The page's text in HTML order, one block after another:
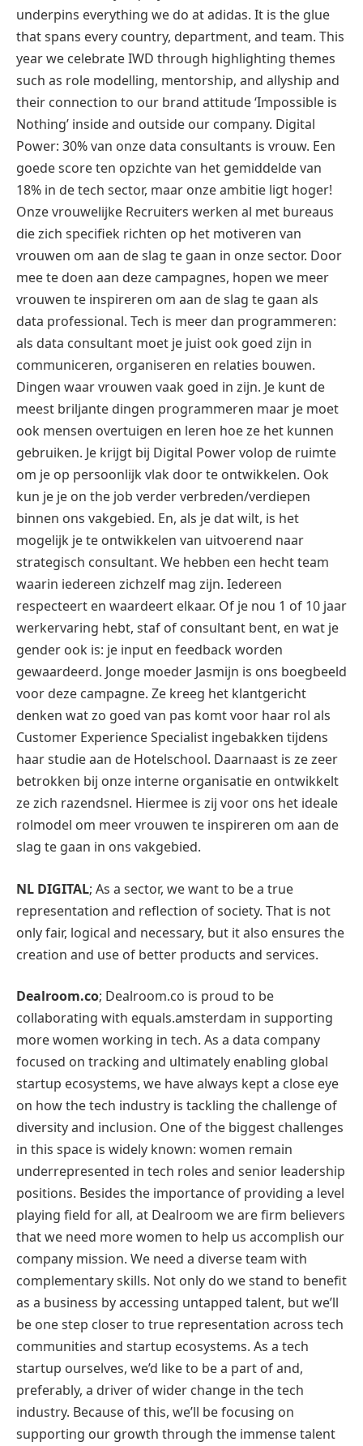
underpins everything we do at adidas. It is the glue
that spans every country, department, and team. This
year we celebrate IWD through highlighting themes
such as role modelling, mentorship, and allyship and
their connection to our brand attitude ‘Impossible is
Nothing’ inside and outside our company. Digital
Power: 30% van onze data consultants is vrouw. Een
goede score ten opzichte van het gemiddelde van
18% in de tech sector, maar onze ambitie ligt hoger!
Onze vrouwelijke Recruiters werken al met bureaus
die zich specifiek richten op het motiveren van
vrouwen om aan de slag te gaan in onze sector. Door
mee te doen aan deze campagnes, hopen we meer
vrouwen te inspireren om aan de slag te gaan als
data professional. Tech is meer dan programmeren:
als data consultant moet je juist ook goed zijn in
communiceren, organiseren en relaties bouwen.
Dingen waar vrouwen vaak goed in zijn. Je kunt de
meest briljante dingen programmeren maar je moet
ook mensen overtuigen en leren hoe ze het kunnen
gebruiken. Je krijgt bij Digital Power volop de ruimte
om je op persoonlijk vlak door te ontwikkelen. Ook
kun je je on the job verder verbreden/verdiepen
binnen ons vakgebied. En, als je dat wilt, is het
mogelijk je te ontwikkelen van uitvoerend naar
strategisch consultant. We hebben een hecht team
waarin iedereen zichzelf mag zijn. Iedereen
respecteert en waardeert elkaar. Of je nou 1 of 10 jaar
werkervaring hebt, staf of consultant bent, en wat je
gender ook is: je input en feedback worden
gewaardeerd. Jonge moeder Jasmijn is ons boegbeeld
voor deze campagne. Ze kreeg het klantgericht
denken wat zo goed van pas komt voor haar rol als
Customer Experience Specialist ingebakken tijdens
haar studie aan de Hotelschool. Daarnaast is ze zeer
betrokken bij onze interne organisatie en ontwikkelt
ze zich razendsnel. Hiermee is zij voor ons het ideale
rolmodel om meer vrouwen te inspireren om aan de
slag te gaan in ons vakgebied.
NL DIGITAL; As a sector, we want to be a true
representation and reflection of society. That is not
only fair, logical and necessary, but it also ensures the
creation and use of better products and services.
Dealroom.co; Dealroom.co is proud to be
collaborating with equals.amsterdam in supporting
more women working in tech. As a data company
focused on tracking and ultimately enabling global
startup ecosystems, we have always kept a close eye
on how the tech industry is tackling the challenge of
diversity and inclusion. One of the biggest challenges
in this space is widely known: women remain
underrepresented in tech roles and senior leadership
positions. Besides the importance of providing a level
playing field for all, at Dealroom we are firm believers
that we need more women to help us accomplish our
company mission. We need a diverse team with
complementary skills. Not only do we stand to benefit
as a business by accessing untapped talent, but we’ll
be one step closer to true representation across tech
communities and startup ecosystems. As a tech
startup ourselves, we’d like to be a part of and,
preferably, a driver of wider change in the tech
industry. Because of this, we’ll be focusing on
supporting our growth through the immense talent